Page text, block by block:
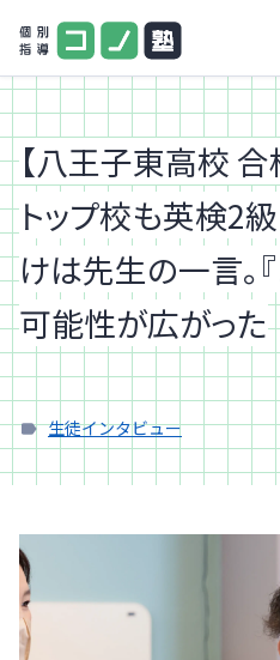
【八王子東高校
トップ校も英検2
けは先生の一言。
可能性が広がった
生徒インタビュー